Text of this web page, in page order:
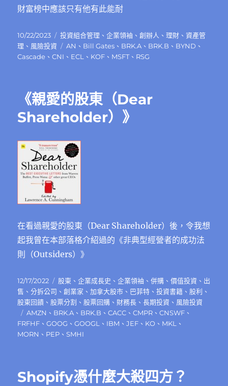
財富榜中應該只有他有此能耐
發
佈
日
10/22/2023
分
類
投資組合管理 、企業領袖 、創辦人 、理財 、資產管
理 、 風險投資
標
籤
AN 、 Bill Gates 、 BRK.A 、 BRK.B 、 BYND 、
Cascade 、CNI 、 ECL 、 KOF 、 MSFT、 RSG
《親愛的股東（Dear
Shareholder）》
在看過親愛的股東（Dear Shareholder）後，令我想
起我曾在本部落格介紹過的《非典型經營者的成功法
則（Outsiders）》
發
佈
日
期:
12/17/2022
分
類
股東 、企業成長史 、企業領袖 、併購 、價值投資 、 出
售 、分拆公司 、創業家 、加拿大股市 、 巴菲特 、投資書籍 、 股利 、
股東回饋 、 股票分割 、 股票回購 、 財務長 、長期投資 、 風險投資
標
籤
AMZN 、 BRK.A 、 BRK.B 、CACC 、CMPR 、CNSWF 、
FRFHF 、GOOG 、GOOGL 、 IBM 、JEF 、 KO 、 MKL
、
MORN 、 PEP 、SMHI
Shopify憑什麼大殺四方？